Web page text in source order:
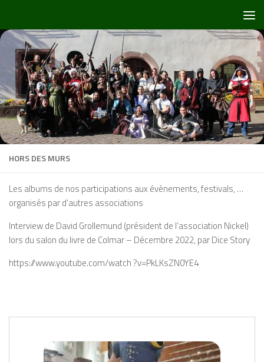
HORS DES MURS
Les albums de nos participations aux évènements, festivals, …
organisés par d’autres associations
Interview de David Grollemund (président de l’association Nickel)
lors du salon du livre de Colmar – Décembre 2022, par Dice Story
https://www.youtube.com/watch?v=PkLKsZN0YE4